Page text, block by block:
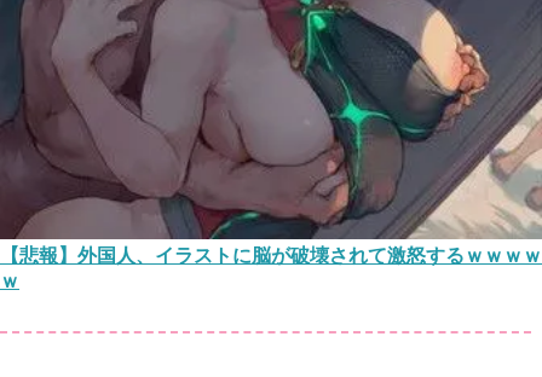
【悲報】外国人、イラストに脳が破壊されて激怒するｗｗｗｗ
ｗ